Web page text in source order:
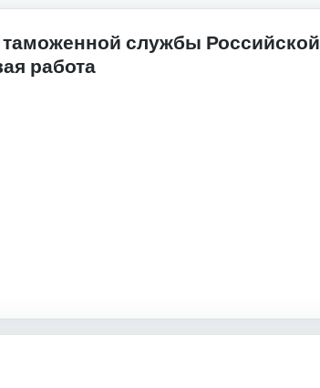
таможенной службы Российской
работа